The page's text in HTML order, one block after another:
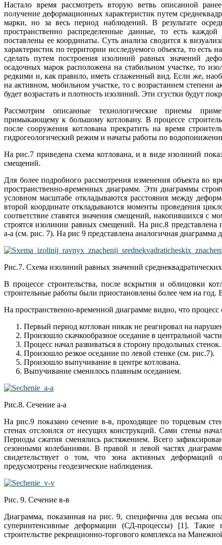
Настало время рассмотреть вторую ветвь описанной
получение деформационных характеристик путем
марки, но за весь период наблюдений. В результате
пространственно распределенные данные, то есть
поставлены ее координаты. Суть анализа сводится к
характеристик по территории исследуемого объекта, то
сделать путем построения изолиний равных значений
осадочных марок расположена на стабильном участке, то
редкими и, как правило, иметь сглаженный вид. Если же,
на активном, мобильном участке, то с возрастанием степени
будет возрастать и плотность изолиний. Эти сгустки будут
Рассмотрим описанные технологические приемы
примыкающему к большому котловану. В процессе
после сооружения котлована прекратить на время
гидрогеологический режим и начаты работы по
На рис.7 приведена схема котлована, и в виде изолиний
смещений.
Для более подробного рассмотрения изменения объекта во
пространственно-временных диаграмм. Эти диаграммы
условном масштабе откладываются расстояния между
второй координате откладываются моменты проведения
соответствие ставятся значения смещений, накопившихся
строятся изолинии равных смещений. На рис.8 представлена
а-а (см. рис. 7). На рис 9 представлена аналогичная диаграмма
Рис.7. Схема изолиний равных значений
В процессе строительства, после вскрытия и облицовки
строительные работы были приостановлены более чем на год.
На пространственно-временной диаграмме видно, что процесс
Первый период котлован никак не реагировал на
Произошло скачкообразное оседание в центральной
Процесс начал развиваться в сторону продольных стенок.
Произошло резкое оседание по левой стенке (см. рис.7).
Произошло выпучивание в центре котлована.
Выпучивание сменилось плавным оседанием.
Рис.8. Сечение а-а
На рис.9 показано сечение в-в, проходящее по торцевым
стенах отслоился от несущих конструкций. Сами стены
Периоды сжатия сменялись растяжением. Всего
сезонными колебаниями. В правой и левой частях
свидетельствует о том, что зона активных деформаций
предусмотрены геодезические наблюдения.
Рис. 9. Сечение в-в
Диаграмма, показанная на рис. 9, специфична для весьма
суперинтенсивные деформации (СД-процессы) [1].
строительстве рекреационно-торгового комплекса на